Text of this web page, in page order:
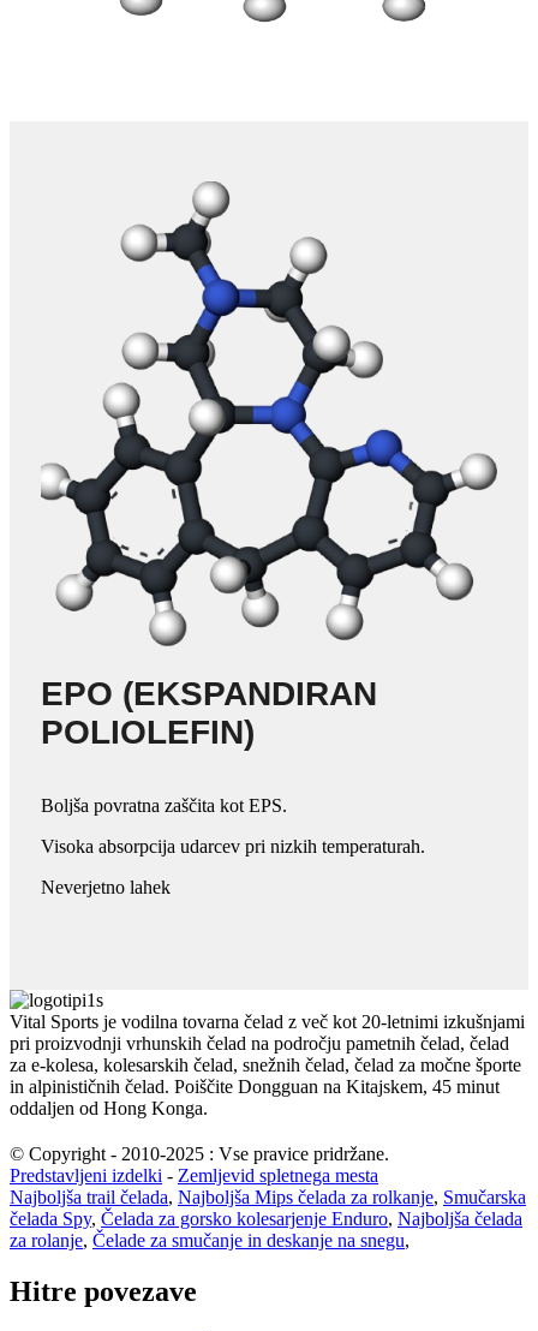
EPO (EKSPANDIRAN
POLIOLEFIN)
Boljša povratna zaščita kot EPS.
Visoka absorpcija udarcev pri nizkih temperaturah.
Neverjetno lahek
Vital Sports je vodilna tovarna čelad z več kot 20-letnimi izkušnjami
pri proizvodnji vrhunskih čelad na področju pametnih čelad, čelad
za e-kolesa, kolesarskih čelad, snežnih čelad, čelad za močne športe
in alpinističnih čelad. Poiščite Dongguan na Kitajskem, 45 minut
oddaljen od Hong Konga.
© Copyright - 2010-2025 : Vse pravice pridržane.
Predstavljeni izdelki - Zemljevid spletnega mesta
Najboljša trail čelada, Najboljša Mips čelada za rolkanje, Smučarska
čelada Spy, Čelada za gorsko kolesarjenje Enduro, Najboljša čelada
za rolanje, Čelade za smučanje in deskanje na snegu,
Hitre povezave